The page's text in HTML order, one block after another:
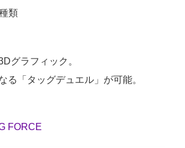
類
グラフィック。
る「タッグデュエル」が可能。
FORCE